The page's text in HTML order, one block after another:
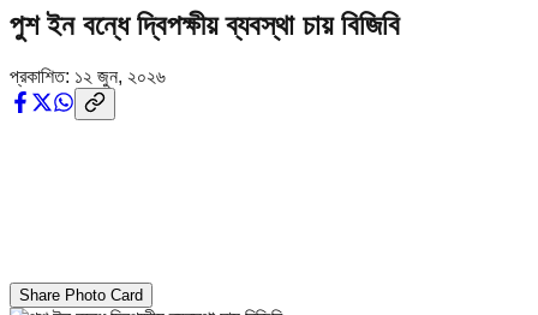
পুশ ইন বন্ধে দ্বিপক্ষীয় ব্যবস্থা চায় বিজিবি
প্রকাশিত: ১২ জুন, ২০২৬
Share Photo Card